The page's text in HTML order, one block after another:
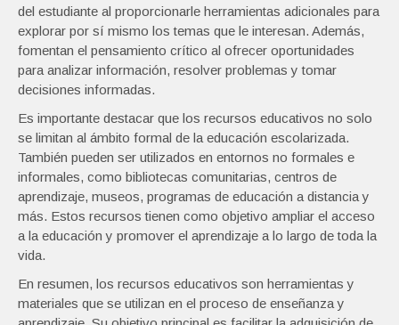
del estudiante al proporcionarle herramientas adicionales para
explorar por sí mismo los temas que le interesan. Además,
fomentan el pensamiento crítico al ofrecer oportunidades
para analizar información, resolver problemas y tomar
decisiones informadas.
Es importante destacar que los recursos educativos no solo
se limitan al ámbito formal de la educación escolarizada.
También pueden ser utilizados en entornos no formales e
informales, como bibliotecas comunitarias, centros de
aprendizaje, museos, programas de educación a distancia y
más. Estos recursos tienen como objetivo ampliar el acceso
a la educación y promover el aprendizaje a lo largo de toda la
vida.
En resumen, los recursos educativos son herramientas y
materiales que se utilizan en el proceso de enseñanza y